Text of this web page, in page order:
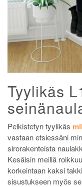
Tyylikäs
Pelkistetyn tyylikäs
vastaan etsiessäni
sirorakenteista
Kesäisin meillä
korkeintaan kaksi
sisustukseen myös